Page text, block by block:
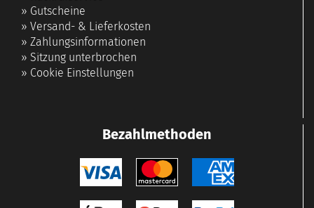
» Gutscheine
» Versand- & Lieferkosten
» Zahlungsinformationen
» Sitzung unterbrochen
» Cookie Einstellungen
Bezahlmethoden